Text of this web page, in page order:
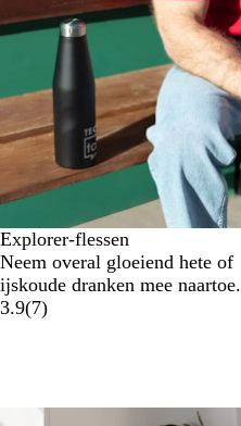
Explorer-flessen
Neem overal gloeiend hete of
ijskoude dranken mee naartoe.
3.9(7)